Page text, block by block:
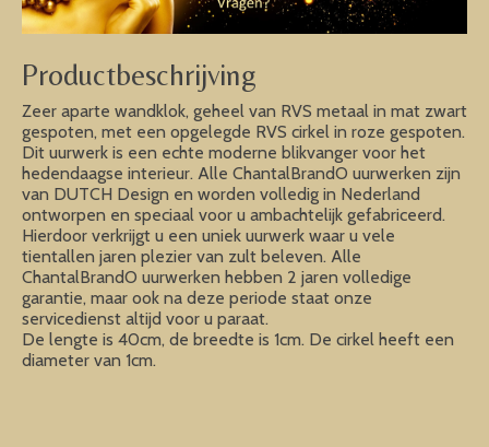
Productbeschrijving
Zeer aparte wandklok, geheel van RVS metaal in mat zwart
gespoten, met een opgelegde RVS cirkel in roze gespoten.
Dit uurwerk is een echte moderne blikvanger voor het
hedendaagse interieur. Alle ChantalBrandO uurwerken zijn
van DUTCH Design en worden volledig in Nederland
ontworpen en speciaal voor u ambachtelijk gefabriceerd.
Hierdoor verkrijgt u een uniek uurwerk waar u vele
tientallen jaren plezier van zult beleven. Alle
ChantalBrandO uurwerken hebben 2 jaren volledige
garantie, maar ook na deze periode staat onze
servicedienst altijd voor u paraat.
De lengte is 40cm, de breedte is 1cm. De cirkel heeft een
diameter van 1cm.